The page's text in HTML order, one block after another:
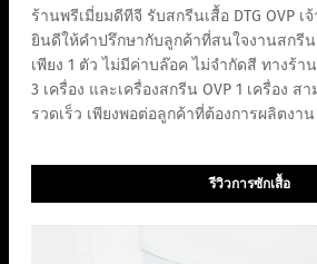
ร้านพรีเมี่ยมดีทีจี รับสกรีนเสื้อ DTG OVP เ
ยินดีให้คำปรึกษากับลูกค้าที่สนใจงานสกรีน
เพียง 1 ตัว ไม่มีค่าบล๊อค ไม่จำกัดสี ทางร้า
3 เครื่อง และเครื่องสกรีน OVP 1 เครื่อง ส
รวดเร็ว เพียงพอต่อลูกค้าที่ต้องการผลิตงา
รีวิวการซักเสื้อ